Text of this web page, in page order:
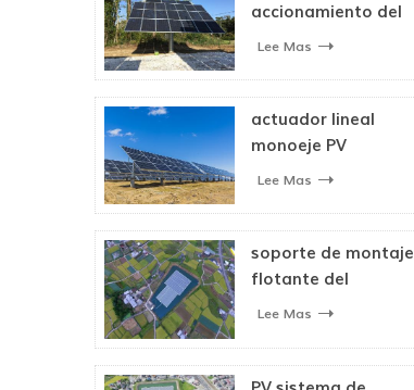
accionamiento del
seguidor solar de
solar
Lee Mas
actuador lineal
monoeje PV
sistema de
Lee Mas
soporte de montaje
flotante del
sistema solar para
Lee Mas